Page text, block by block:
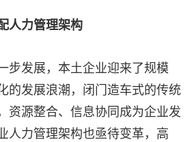
人力管理架构
步发展，本土企业迎来了规模
的发展浪潮，闭门造车式的传统
资源整合、信息协同成为企业发
人力管理架构也亟待变革，高